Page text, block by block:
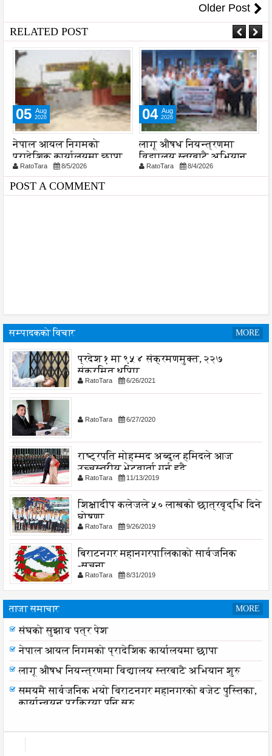
Older Post
RELATED POST
05 Aug
2026
नेपाल आयल निगमको
प्रादेशिक कार्यालयमा छापा
RatoTara 8/5/2026
04 Aug
2026
लागू औषध नियन्त्रणमा
विद्यालय स्तरबाटै अभियान
शुरुRatoTara 8/4/2026
POST A COMMENT
सम्पादकको विचार MORE
प्रदेश १ मा ९५४ संक्रमणमुक्त, २२७
संक्रमित थपिए
RatoTara 6/26/2021
RatoTara 6/27/2020
राष्ट्रपति मोहम्मद अब्दुल हमिदले आज
उच्चस्तरीय भेटवार्ता गर्नु हुदै,
RatoTara 11/13/2019
शिक्षादीप कलेजले ५० लाखको छात्रवृद्धि दिने
घोषणा
RatoTara 9/26/2019
बिराटनगर महानगरपालिकाको सार्वजनिक
-सुचना
RatoTara 8/31/2019
ताजा समाचार MORE
संघको सुझाव पत्र पेश
नेपाल आयल निगमको प्रादेशिक कार्यालयमा छापा
लागू औषध नियन्त्रणमा विद्यालय स्तरबाटै अभियान शुरु
समयमै सार्वजनिक भयो विराटनगर महानगरको बजेट पुस्तिका,
कार्यान्वयन प्रक्रिया पनि सुरु